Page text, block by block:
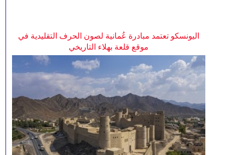
اليونسكو تعتمد مبادرة عُمانية لصون الحرف التقليدية في
موقع قلعة بهلاء التاريخي